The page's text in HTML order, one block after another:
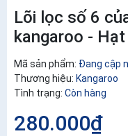
Lõi lọc số 6
kangaroo -
Mã sản phẩm: Đang cập
Thương hiệu: Kangaroo
Tình trạng: Còn hàng
280.000₫